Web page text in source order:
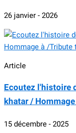
26 janvier - 2026
Article
Ecoutez l'histoire
khatar /
15 décembre - 2025